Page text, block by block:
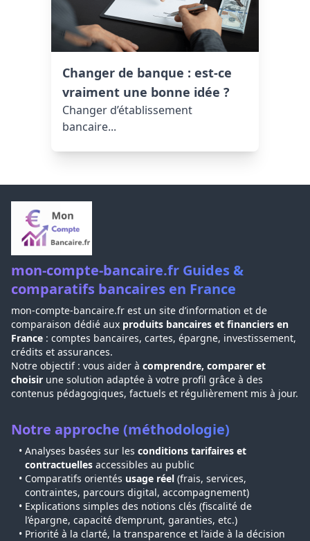
Changer de banque : est-ce
vraiment une bonne idée ?
Changer d’établissement
bancaire...
mon-compte-bancaire.fr Guides &
comparatifs bancaires en France
mon-compte-bancaire.fr est un site d’information et de
comparaison dédié aux produits bancaires et financiers en
France : comptes bancaires, cartes, épargne, investissement,
crédits et assurances.
Notre objectif : vous aider à comprendre, comparer et
choisir une solution adaptée à votre profil grâce à des
contenus pédagogiques, factuels et régulièrement mis à jour.
Notre approche (méthodologie)
Analyses basées sur les conditions tarifaires et
contractuelles accessibles au public
Comparatifs orientés usage réel(frais, services,
contraintes, parcours digital, accompagnement)
Explications simples des notions clés (fiscalité de
l’épargne, capacité d’emprunt, garanties, etc.)
Priorité à la clarté, la transparence et l’aide à la décision